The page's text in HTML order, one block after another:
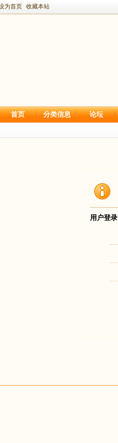
为首页 收藏本站
首页 分类信息 论坛
用户登录